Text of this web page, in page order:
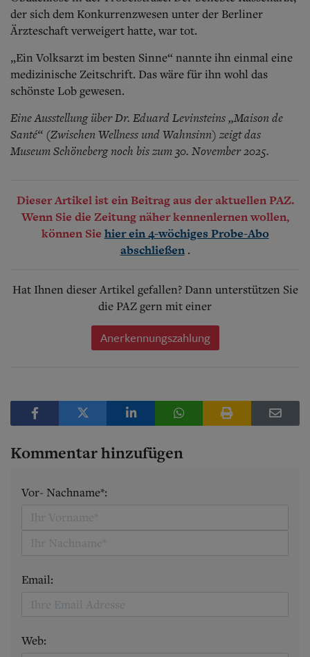
der sich dem Konkurrenzwesen unter der Berliner
Ärzteschaft verweigert hatte, war tot.
„Ein Volksarzt im besten Sinne“ nannte ihn einmal eine
medizinische Zeitschrift. Das wäre für ihn wohl das
schönste Lob gewesen.
Eine Ausstellung über Dr. Eduard Levinsteins „Maison de
Santé“ (Zwischen Wellness und Wahnsinn) zeigt das
Museum Schöneberg noch bis zum 30. November 2025.
Dieser Artikel ist ein Beitrag aus der aktuellen PAZ.
Wenn Sie die Zeitung näher kennenlernen wollen,
können Sie hier ein 4-wöchiges Probe-Abo
abschließen .
Hat Ihnen dieser Artikel gefallen? Dann unterstützen Sie
die PAZ gern mit einer
Anerkennungszahlung
Kommentar hinzufügen
Vor- Nachname*:
Email:
Web: